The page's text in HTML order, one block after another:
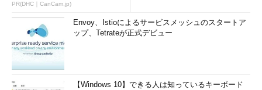
PR(DHC｜CanCam.jp)
Envoy、Istioによるサービスメッシュのスタートア
ップ、Tetrateが正式デビュー
【Windows 10】できる人は知っているキーボード